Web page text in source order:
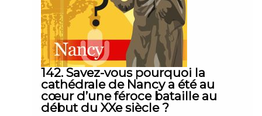
142. Savez-vous pourquoi la
cathédrale de Nancy a été au
cœur d’une féroce bataille au
début du XXe siècle ?